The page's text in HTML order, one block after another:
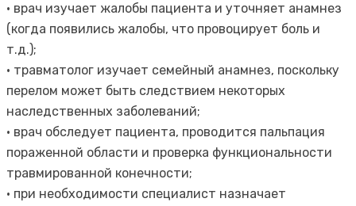
· врач изучает жалобы пациента и уточняет анамнез
(когда появились жалобы, что провоцирует боль и
т.д.);
· травматолог изучает семейный анамнез, поскольку
перелом может быть следствием некоторых
наследственных заболеваний;
· врач обследует пациента, проводится пальпация
пораженной области и проверка функциональности
травмированной конечности;
· при необходимости специалист назначает